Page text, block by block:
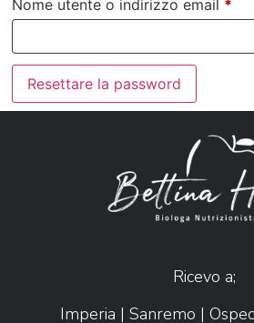
Nome utente o indirizzo email *
Resettare la password
Ricevo a;
Imperia | Sanremo |